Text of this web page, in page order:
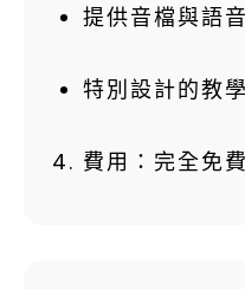
提供音檔與語
特別設計的教
費用：完全免費